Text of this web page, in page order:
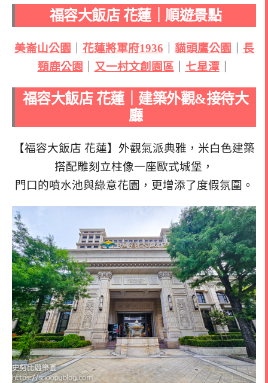
福容大飯店 花蓮｜順遊景點
美崙山公園 花蓮將軍府1936 貓頭鷹公園
長
頸鹿公園
又一村文創園區 七星潭｜
福容大飯店 花蓮｜建築外觀&接待大
廳
【福容大飯店 花蓮】外觀氣派典雅，米白色建築
搭配雕刻立柱像一座歐式城堡，
門口的噴水池與綠意花園，更增添了度假氛圍。